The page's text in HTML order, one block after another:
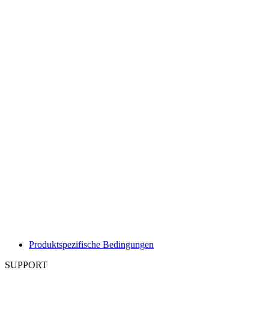
Produktspezifische Bedingungen
SUPPORT